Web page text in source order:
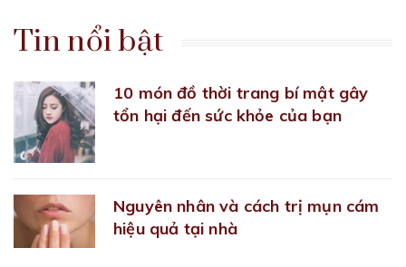
Tin nổi bật
10 món đồ thời trang bí mật gây
tổn hại đến sức khỏe của bạn
Nguyên nhân và cách trị mụn cám
hiệu quả tại nhà